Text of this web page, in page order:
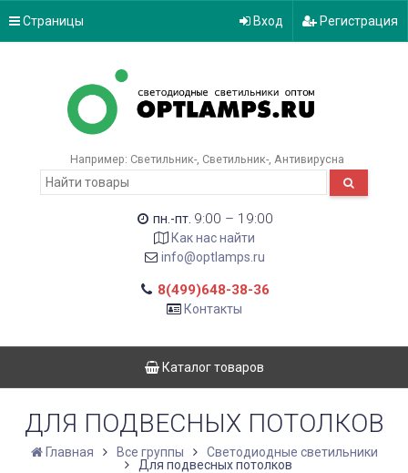
Страницы Вход Регистрация
Например: Светильник- Светильник- Антивирусна
пн.-пт. 9:00 – 19:00
Как нас найти
info@optlamps.ru
8(499)648-38-36
Контакты
Каталог товаров
ДЛЯ ПОДВЕСНЫХ ПОТОЛКОВ
Главная Все группы
Светодиодные светильники
Для подвесных потолков